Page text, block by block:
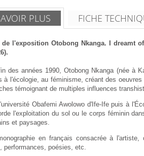
PLUS FICHE
de l'exposition Otobong Nkanga. I dreamt
des années 1990, Otobong Nkanga (née à
à l'écologie, au féminisme, créant des
témoignant de multiples influences
Obafemi Awolowo d'Ife-Ife puis à
l'exploitation du sol ou le corps féminin
et paysages.
en français consacrée à
performances, poésies, etc.